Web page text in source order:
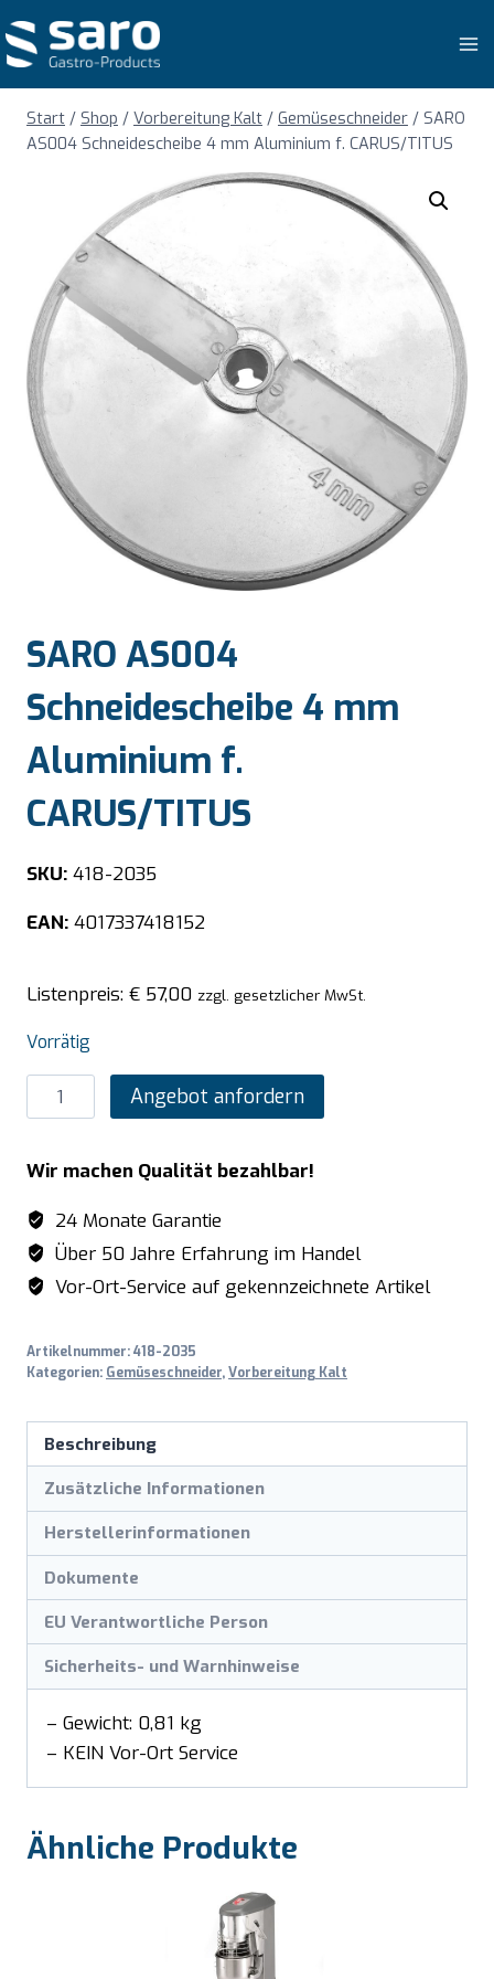
Inhalt
springen
Start / Shop / Vorbereitung Kalt / Gemüseschneider / SARO
AS004 Schneidescheibe 4 mm Aluminium f. CARUS/TITUS
SARO AS004
Schneidescheibe 4 mm
Aluminium f.
CARUS/TITUS
SKU: 418-2035
EAN: 4017337418152
Listenpreis: € 57,00 zzgl. gesetzlicher MwSt.
Vorrätig
SARO
AS004
4
mm
Aluminium
f.
CARUS/TITUS
Angebot anfordern
Wir machen Qualität bezahlbar!
24 Monate Garantie
Über 50 Jahre Erfahrung im Handel
Vor-Ort-Service auf gekennzeichnete Artikel
Artikelnummer:418-2035
Kategorien: Gemüseschneider,Vorbereitung Kalt
Beschreibung
Zusätzliche Informationen
Herstellerinformationen
Dokumente
EU Verantwortliche Person
Sicherheits- und Warnhinweise
– Gewicht: 0,81 kg
– KEIN Vor-Ort Service
Ähnliche Produkte